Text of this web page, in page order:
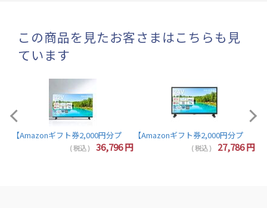
この商品を見たお客さまはこちらも見
ています
【Amazonギフト券2,000円分プレゼント】東芝 レグザ テレビ 32インチ
( 税込 ) 36,796円 ( 税込 ) 27,786円